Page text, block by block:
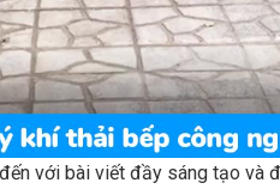
với bài viết đầy sáng tạo và